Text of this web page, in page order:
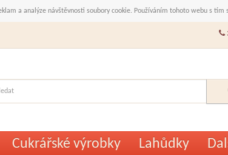
a analýze návštěvnosti soubory cookie. Používáním tohoto webu s tím
Cukrářské výrobky Lahůdky